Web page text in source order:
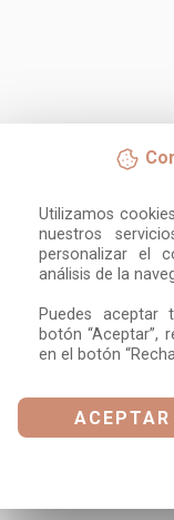
Utilizamos
nuestros
personalizar el
análisis de la
Puedes aceptar
botón “Aceptar”,
en el botón
ACEPTAR